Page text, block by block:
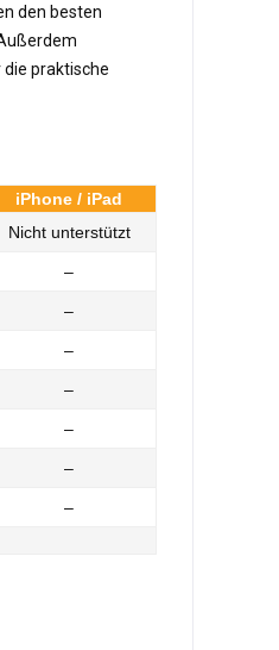
den besten
praktische
iPhone / iPad
Nicht unterstützt
–
–
–
–
–
–
–